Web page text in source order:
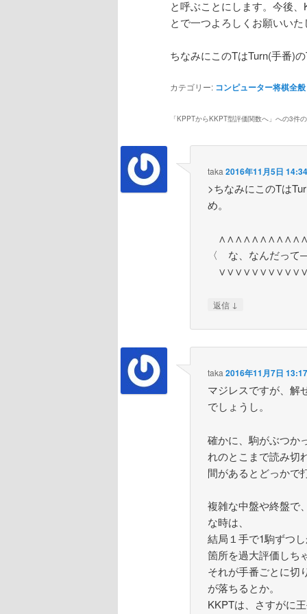
と呼ぶことにします。今後
とで一つよろしくお願いい
ちなみにこのTはTurn(手番)
カテゴリー: コンピューター将棋全般
「KPPTからKKPT型評価関数へ 」への3件
taka 2016年11月5日 14:34
>ちなみにこのTは
め。
〈 な、なんだっ
返信 ↓
taka 2016年11月7日 13:17
マジレスですが、解
でしょうし。
確かに、駒がぶつか
れのとこまで読み切
間があるとどっかで
複雑な中盤や終盤で
な時は、
結局１手で1駒ずつ
箇所を過大評価しち
それが手番ごとに切
が落ちるとか。
KKPTは、さすがに